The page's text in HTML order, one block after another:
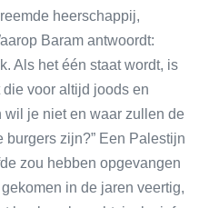
heerschappij,
Baram antwoordt:
Als het één staat wordt, is
voor altijd joods en
wil je niet en waar zullen de
zijn?” Een Palestijn
zou hebben opgevangen
in de jaren veertig,